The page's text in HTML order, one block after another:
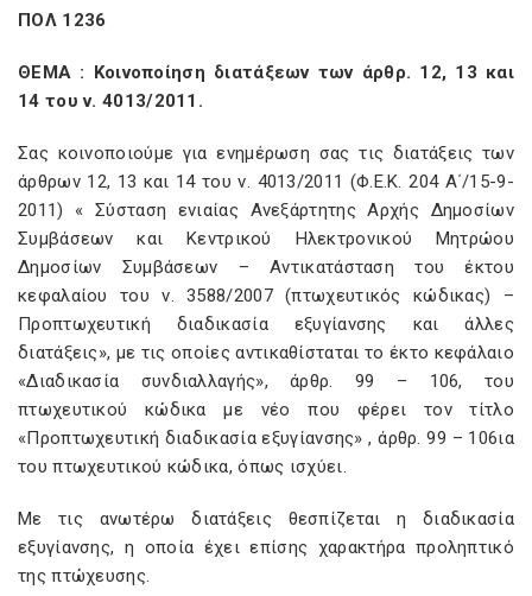
ΠΟΛ 1236
ΘΕΜΑ : Κοινοποίηση διατάξεων των άρθρ. 12, 13 και
14 του ν. 4013/2011.
Σας κοινοποιούμε για ενημέρωση σας τις διατάξεις των
άρθρων 12, 13 και 14 του ν. 4013/2011 (Φ.Ε.Κ. 204 Α΄/15-9-
2011) « Σύσταση ενιαίας Ανεξάρτητης Αρχής Δημοσίων
Συμβάσεων και Κεντρικού Ηλεκτρονικού Μητρώου
Δημοσίων Συμβάσεων – Αντικατάσταση του έκτου
κεφαλαίου του ν. 3588/2007 (πτωχευτικός κώδικας) –
Προπτωχευτική διαδικασία εξυγίανσης και άλλες
διατάξεις», με τις οποίες αντικαθίσταται το έκτο κεφάλαιο
«Διαδικασία συνδιαλλαγής», άρθρ. 99 – 106, του
πτωχευτικού κώδικα με νέο που φέρει τον τίτλο
«Προπτωχευτική διαδικασία εξυγίανσης» , άρθρ. 99 – 106ια
του πτωχευτικού κώδικα, όπως ισχύει.
Με τις ανωτέρω διατάξεις θεσπίζεται η διαδικασία
εξυγίανσης, η οποία έχει επίσης χαρακτήρα προληπτικό
της πτώχευσης.